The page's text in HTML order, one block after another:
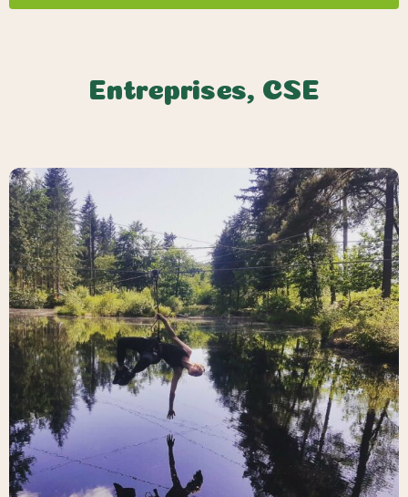
Calendrier-Infos
Infos & actualités
Entreprises, CSE